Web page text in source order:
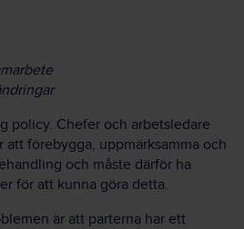
policy. Chefer och arbetsledare
att förebygga, uppmärksamma och
och måste därför ha
för att kunna göra detta.
är att parterna har ett